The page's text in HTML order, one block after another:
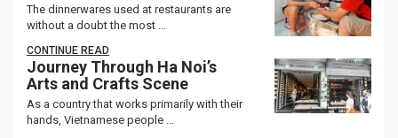
The dinnerwares used at restaurants are
without a doubt the most ...
CONTINUE READ
Journey Through Ha Noi’s
Arts and Crafts Scene
As a country that works primarily with their
hands, Vietnamese people ...